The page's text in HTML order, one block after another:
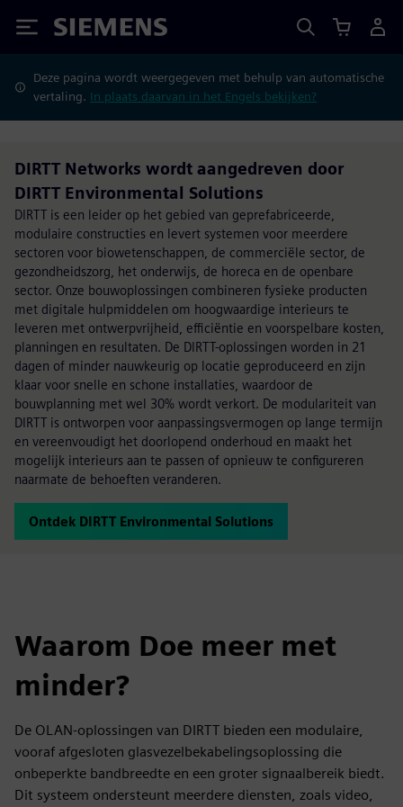
Siemens
Deze pagina wordt weergegeven met behulp van automatische
vertaling. In plaats daarvan in het Engels bekijken?
DIRTT Networks wordt aangedreven door
DIRTT Environmental Solutions
DIRTT is een leider op het gebied van geprefabriceerde,
modulaire constructies en levert systemen voor meerdere
sectoren voor biowetenschappen, de commerciële sector, de
gezondheidszorg, het onderwijs, de horeca en de openbare
sector. Onze bouwoplossingen combineren fysieke producten
met digitale hulpmiddelen om hoogwaardige interieurs te
leveren met ontwerpvrijheid, efficiëntie en voorspelbare kosten,
planningen en resultaten. De DIRTT-oplossingen worden in 21
dagen of minder nauwkeurig op locatie geproduceerd en zijn
klaar voor snelle en schone installaties, waardoor de
bouwplanning met wel 30% wordt verkort. De modulariteit van
DIRTT is ontworpen voor aanpassingsvermogen op lange termijn
en vereenvoudigt het doorlopend onderhoud en maakt het
mogelijk interieurs aan te passen of opnieuw te configureren
naarmate de behoeften veranderen.
Ontdek DIRTT Environmental Solutions
Waarom Doe meer met
minder?
De OLAN-oplossingen van DIRTT bieden een modulaire,
vooraf afgesloten glasvezelbekabelingsoplossing die
onbeperkte bandbreedte en een groter signaalbereik biedt.
Dit systeem ondersteunt meerdere diensten, zoals video,